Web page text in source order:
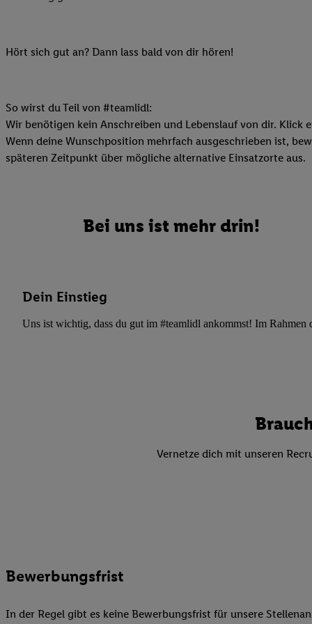
Hört sich gut an? Dann lass bald von dir hören!
So wirst du Teil von #teamlidl:
Wir benötigen kein Anschreiben und Lebenslauf von dir. Klick
Wenn deine Wunschposition mehrfach ausgeschrieben ist,
späteren Zeitpunkt über mögliche alternative Einsatzorte aus.
Bei uns ist mehr drin!
Dein Einstieg
Uns ist wichtig, dass du gut im #teamlidl ankommst! Im Rahmen
Vernetze dich mit unseren
Bewerbungsfrist
In der Regel gibt es keine Bewerbungsfrist für unsere
Zudem erlauben Sie
Lidl-Diensten zu
werden, die von
können Ihre
finden Sie in den
Verwendungszwecke
Technologie für
Verwendung
von Zielgruppen
reduzierter Daten